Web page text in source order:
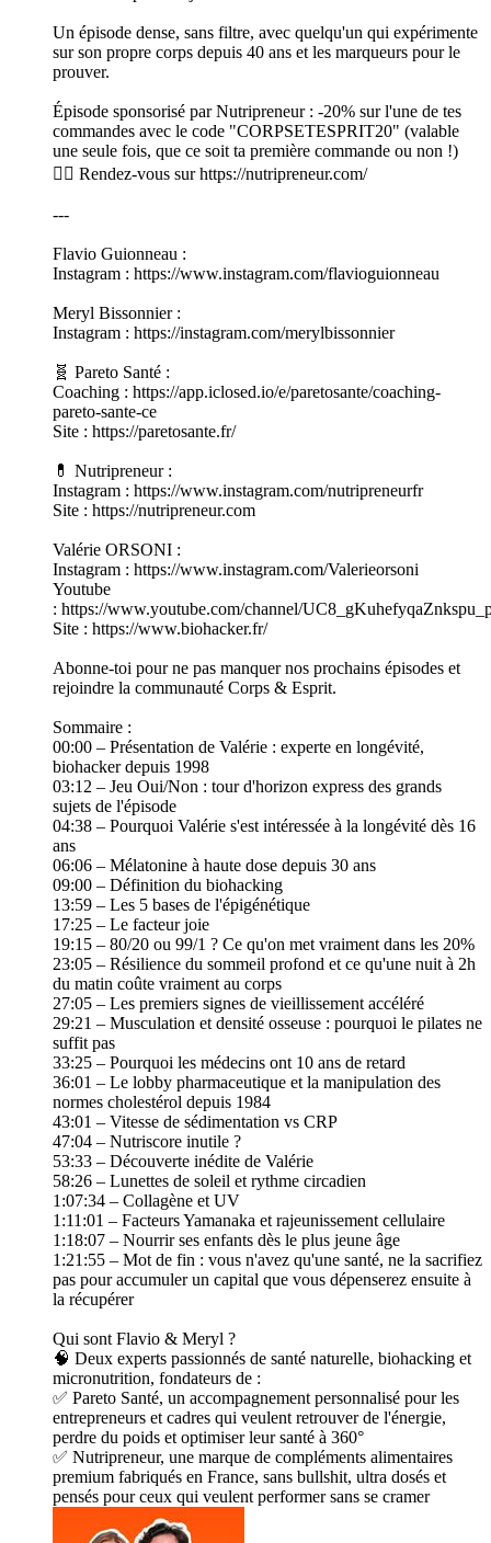
Un épisode dense, sans filtre, avec quelqu'un qui expérimente
sur son propre corps depuis 40 ans et les marqueurs pour le
prouver.
Épisode sponsorisé par Nutripreneur : -20% sur l'une de tes
commandes avec le code "CORPSETESPRIT20" (valable
une seule fois, que ce soit ta première commande ou non !)
👉🏻 Rendez-vous sur https://nutripreneur.com/
---
Flavio Guionneau :
Instagram : https://www.instagram.com/flavioguionneau
Meryl Bissonnier :
Instagram : https://instagram.com/merylbissonnier
🧬 Pareto Santé :
Coaching : https://app.iclosed.io/e/paretosante/coaching-
pareto-sante-ce
Site : https://paretosante.fr/
💊 Nutripreneur :
Instagram : https://www.instagram.com/nutripreneurfr
Site : https://nutripreneur.com
Valérie ORSONI :
Instagram : https://www.instagram.com/Valerieorsoni
Youtube
: https://www.youtube.com/channel/
Site : https://www.biohacker.fr/
Abonne-toi pour ne pas manquer nos prochains épisodes et
rejoindre la communauté Corps & Esprit.
Sommaire :
00:00 – Présentation de Valérie : experte en longévité,
biohacker depuis 1998
03:12 – Jeu Oui/Non : tour d'horizon express des grands
sujets de l'épisode
04:38 – Pourquoi Valérie s'est intéressée à la longévité dès 16
ans
06:06 – Mélatonine à haute dose depuis 30 ans
09:00 – Définition du biohacking
13:59 – Les 5 bases de l'épigénétique
17:25 – Le facteur joie
19:15 – 80/20 ou 99/1 ? Ce qu'on met vraiment dans les 20%
23:05 – Résilience du sommeil profond et ce qu'une nuit à 2h
du matin coûte vraiment au corps
27:05 – Les premiers signes de vieillissement accéléré
29:21 – Musculation et densité osseuse : pourquoi le pilates ne
suffit pas
33:25 – Pourquoi les médecins ont 10 ans de retard
36:01 – Le lobby pharmaceutique et la manipulation des
normes cholestérol depuis 1984
43:01 – Vitesse de sédimentation vs CRP
47:04 – Nutriscore inutile ?
53:33 – Découverte inédite de Valérie
58:26 – Lunettes de soleil et rythme circadien
1:07:34 – Collagène et UV
1:11:01 – Facteurs Yamanaka et rajeunissement cellulaire
1:18:07 – Nourrir ses enfants dès le plus jeune âge
1:21:55 – Mot de fin : vous n'avez qu'une santé, ne la sacrifiez
pas pour accumuler un capital que vous dépenserez ensuite à
la récupérer
Qui sont Flavio & Meryl ?
🧠 Deux experts passionnés de santé naturelle, biohacking et
micronutrition, fondateurs de :
✅ Pareto Santé, un accompagnement personnalisé pour les
entrepreneurs et cadres qui veulent retrouver de l'énergie,
perdre du poids et optimiser leur santé à 360°
✅ Nutripreneur, une marque de compléments alimentaires
premium fabriqués en France, sans bullshit, ultra dosés et
pensés pour ceux qui veulent performer sans se cramer